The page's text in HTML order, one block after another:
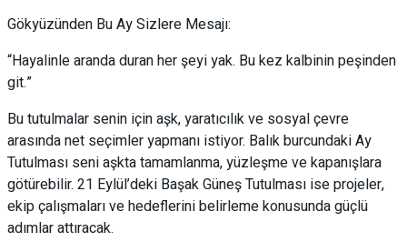
Gökyüzünden Bu Ay Sizlere Mesajı:
“Hayalinle aranda duran her şeyi yak. Bu kez kalbinin peşinden
git.”
Bu tutulmalar senin için aşk, yaratıcılık ve sosyal çevre
arasında net seçimler yapmanı istiyor. Balık burcundaki Ay
Tutulması seni aşkta tamamlanma, yüzleşme ve kapanışlara
götürebilir. 21 Eylül’deki Başak Güneş Tutulması ise projeler,
ekip çalışmaları ve hedeflerini belirleme konusunda güçlü
adımlar attıracak.